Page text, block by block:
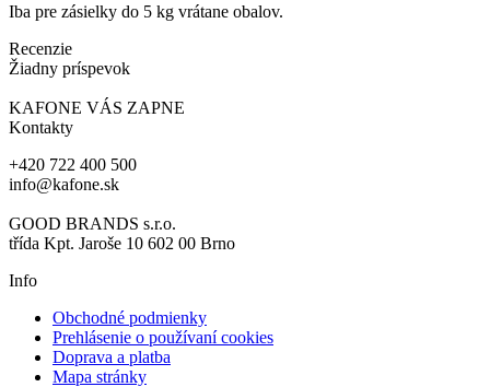
Iba pre zásielky do 5 kg vrátane obalov.
Recenzie
Žiadny príspevok
KAFONE VÁS ZAPNE
Kontakty
+420 722 400 500
info@kafone.sk
GOOD BRANDS s.r.o.
třída Kpt. Jaroše 10 602 00 Brno
Info
Obchodné podmienky
Prehlásenie o používaní cookies
Doprava a platba
Mapa stránky